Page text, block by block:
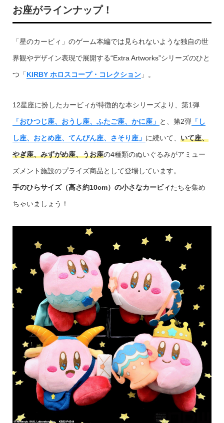
お座がラインナップ！
「星のカービィ」のゲーム本編では見られないような独自の世
界観やデザイン表現で展開する“Extra Artworks”シリーズのひと
つ「KIRBY ホロスコープ・コレクション」。
12星座に扮したカービィが特徴的な本シリーズより、第1弾
「おひつじ座、おうし座、ふたご座、かに座」 と、第2弾「し
し座、おとめ座、てんびん座、さそり座」 に続いて、 いて座、
やぎ座、みずがめ座、うお座の4種類のぬいぐるみがアミュー
ズメント施設のプライズ商品として登場しています。
手のひらサイズ（高さ約10cm）の小さなカービィたちを集め
ちゃいましょう！